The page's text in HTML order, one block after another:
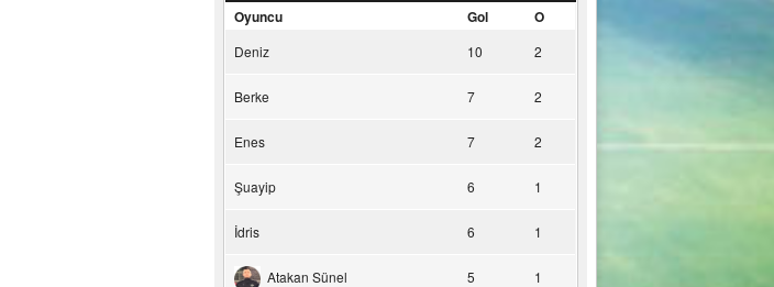
Oyuncu
Gol O
Deniz 10 2
Berke 7 2
Enes 7 2
Şuayip 6 1
İdris 6 1
Atakan Sünel 5 1